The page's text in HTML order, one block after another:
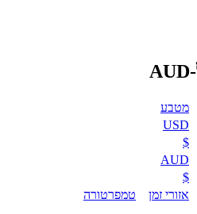
מטבע
USD
$
AUD
$
אזורי זמן טמפרטורה